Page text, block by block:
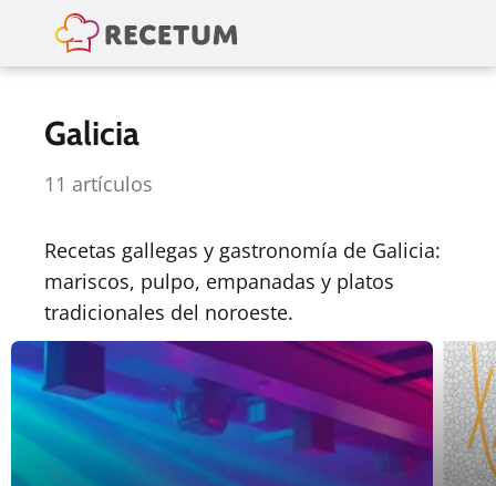
Galicia
11 artículos
Recetas gallegas y gastronomía de Galicia:
mariscos, pulpo, empanadas y platos
tradicionales del noroeste.